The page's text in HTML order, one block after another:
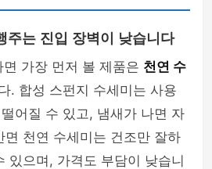
주는 진입 장벽이 낮습니다
가장 먼저 볼 제품은 천연 수
. 합성 스펀지 수세미는 사용
어질 수 있고, 냄새가 나면 자
면 천연 수세미는 건조만 잘하
있으며, 가격도 부담이 낮습니